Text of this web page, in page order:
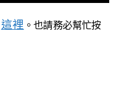
這裡 。也請務必幫忙按